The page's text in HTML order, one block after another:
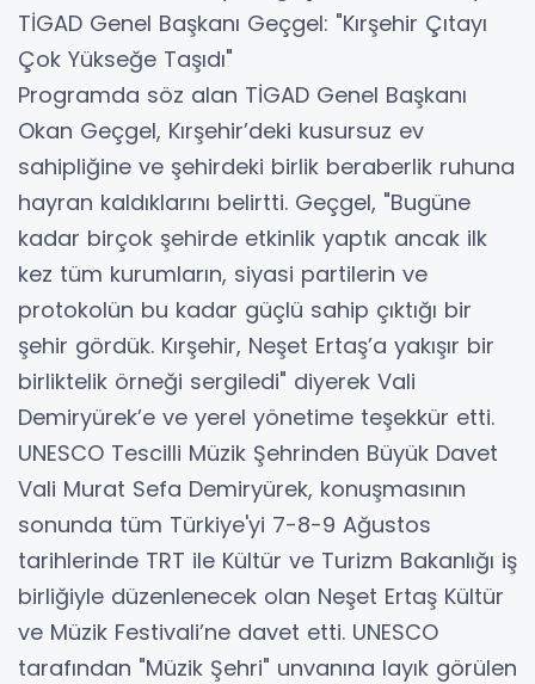
​TİGAD Genel Başkanı Geçgel: "Kırşehir Çıtayı
Çok Yükseğe Taşıdı"
​Programda söz alan TİGAD Genel Başkanı
Okan Geçgel, Kırşehir’deki kusursuz ev
sahipliğine ve şehirdeki birlik beraberlik ruhuna
hayran kaldıklarını belirtti. Geçgel, "Bugüne
kadar birçok şehirde etkinlik yaptık ancak ilk
kez tüm kurumların, siyasi partilerin ve
protokolün bu kadar güçlü sahip çıktığı bir
şehir gördük. Kırşehir, Neşet Ertaş’a yakışır bir
birliktelik örneği sergiledi" diyerek Vali
Demiryürek’e ve yerel yönetime teşekkür etti.
​UNESCO Tescilli Müzik Şehrinden Büyük Davet
​Vali Murat Sefa Demiryürek, konuşmasının
sonunda tüm Türkiye'yi 7-8-9 Ağustos
tarihlerinde TRT ile Kültür ve Turizm Bakanlığı iş
birliğiyle düzenlenecek olan Neşet Ertaş Kültür
ve Müzik Festivali’ne davet etti. UNESCO
tarafından "Müzik Şehri" unvanına layık görülen